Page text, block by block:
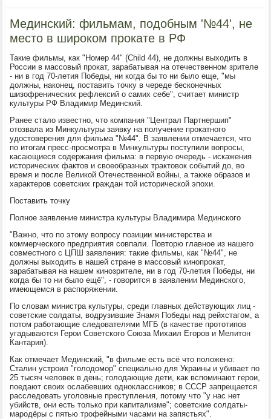
Мединский: фильмам, подобным '№44', не
место в широком прокате в РФ
Такие фильмы, как "Номер 44" (Child 44), не должны выходить в
России в массовый прокат, зарабатывая на отечественном зрителе
- ни в год 70-летия Победы, ни когда бы то ни было еще, "мы
должны, наконец, поставить точку в череде бесконечных
шизофренических рефлексий о самих себе", считает министр
культуры РФ Владимир Мединский.
Ранее стало известно, что компания "Централ Партнершип"
отозвала из Минкультуры заявку на получение прокатного
удостоверения для фильма "№44". В заявлении отмечается, что
по итогам пресс-просмотра в Минкультуры поступили вопросы,
касающиеся содержания фильма: в первую очередь - искажения
исторических фактов и своеобразных трактовок событий до, во
время и после Великой Отечественной войны, а также образов и
характеров советских граждан той исторической эпохи.
Поставить точку
Полное заявление министра культуры Владимира Мединского
"Важно, что по этому вопросу позиции министерства и
коммерческого предприятия совпали. Повторю главное из нашего
совместного с ЦПШ заявления: такие фильмы, как "№44", не
должны выходить в нашей стране в массовый кинопрокат,
зарабатывая на нашем кинозрителе, ни в год 70-летия Победы, ни
когда бы то ни было ещё", - говорится в заявлении Мединского,
имеющемся в распоряжении.
По словам министра культуры, cреди главных действующих лиц -
советские солдаты, водрузившие Знамя Победы над рейхстагом, а
потом работающие следователями МГБ (в качестве прототипов
угадываются Герои Советского Союза Михаил Егоров и Мелитон
Кантария).
Как отмечает Мединский, "в фильме есть всё что положено:
Сталин устроил "голодомор" специально для Украины и убивает по
25 тысяч человек в день; голодающие дети, как вспоминают герои,
поедают своих ослабевших одноклассников; в СССР запрещается
расследовать уголовные преступления, потому что "у нас нет
убийств, они есть только при капитализме"; советские солдаты-
мародёры с пятью трофейными часами на запястьях".